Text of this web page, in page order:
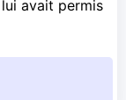
avait permis